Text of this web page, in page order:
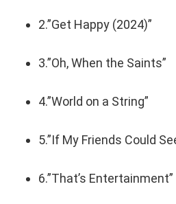
2.”Get Happy (2024)”
3.”Oh, When the Saints”
4.”World on a String”
5.”If My Friends Could
6.”That’s Entertainment”